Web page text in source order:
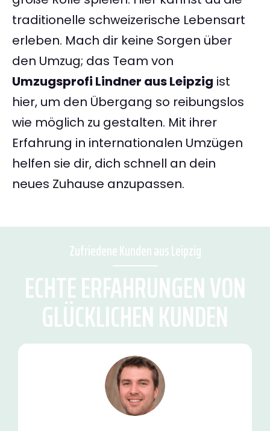
traditionelle schweizerische Lebensart
erleben. Mach dir keine Sorgen über
den Umzug; das Team von
Umzugsprofi Lindner aus Leipzig ist
hier, um den Übergang so reibungslos
wie möglich zu gestalten. Mit ihrer
Erfahrung in internationalen Umzügen
helfen sie dir, dich schnell an dein
neues Zuhause anzupassen.
Zufriedene Kunden aus Leipzig
ECHTE ERFAHRUNGEN VON
GLÜCKLICHEN KUNDEN